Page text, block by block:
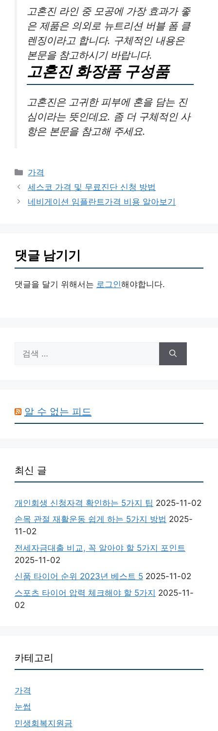
고혼진 라인 중 모공에 가장 효과가 좋
은 제품은 의외로 뉴트리션 버블 폼 클
렌징이라고 합니다. 구체적인 내용은
본문을 참고하시기 바랍니다.
고혼진 화장품 구성품
고혼진은 고귀한 피부에 혼을 담는 진
심이라는 뜻인데요. 좀 더 구체적인 사
항은 본문을 참고해 주세요.
카
테
리
가격
세스코 가격 및 무료진단 신청 방법
네비게이션 임플란트가격 비용 알아보기
댓글 남기기
댓글을 달기 위해서는 로그인해야합니다.
색:
알 수 없는 피드
최신 글
개인회생 신청자격 확인하는 5가지 팁 2025-11-02
손목 관절 재활운동 쉽게 하는 5가지 방법 2025-
11-02
전세자금대출 비교, 꼭 알아야 할 5가지 포인트
2025-11-02
신품 타이어 순위 2023년 베스트 5 2025-11-02
스포츠 타이어 압력 체크해야 할 5가지 2025-11-
02
카테고리
가격
눈썹
민생회복지원금